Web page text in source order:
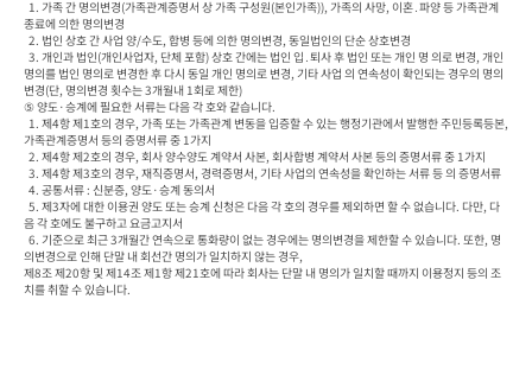
종료에 의한 명의변경
명의를 법인 명의로 변경한 후 다시 동일 개인 명의로 변경, 기타 사업 의 연속성이 확인되는 경우의 명의
변경(단, 명의변경 횟수는 3개월내 1회로 제한)
⑤ 양도·승계에 필요한 서류는 다음 각 호와 같습니다.
가족관계증명서 등의 증명서류 중 1가지
음 각 호에도 불구하고 요금고지서
의변경으로 인해 단말 내 회선간 명의가 일치하지 않는 경우,
제8조 제20항 및 제14조 제1항 제21호에 따라 회사는 단말 내 명의가 일치할 때까지 이용정지 등의 조
치를 취할 수 있습니다.